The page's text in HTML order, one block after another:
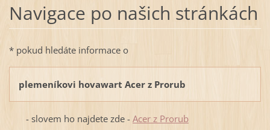
Navigace po našich stránkách
* pokud hledáte informace o
plemeníkovi hovawart Acer z Prorub
- slovem ho najdete zde - Acer z Prorub